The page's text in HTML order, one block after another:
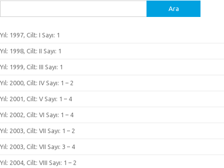
Yıl: 1997, Cilt: I Sayı: 1
Yıl: 1998, Cilt: II Sayı: 1
Yıl: 1999, Cilt: III Sayı: 1
Yıl: 2000, Cilt: IV Sayı: 1 – 2
Yıl: 2001, Cilt: V Sayı: 1 – 4
Yıl: 2002, Cilt: VI Sayı: 1 – 4
Yıl: 2003, Cilt: VII Sayı: 1 – 2
Yıl: 2003, Cilt: VII Sayı: 3 – 4
Yıl: 2004, Cilt: VIII Sayı: 1 – 2